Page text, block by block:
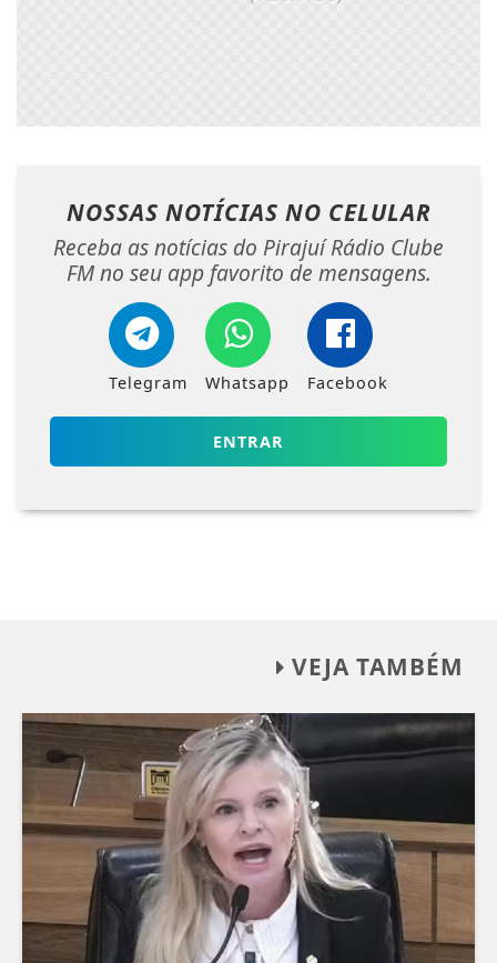
NOSSAS NOTÍCIAS NO CELULAR
Receba as notícias do Pirajuí Rádio Clube
FM no seu app favorito de mensagens.
Telegram Whatsapp Facebook
ENTRAR
VEJA TAMBÉM